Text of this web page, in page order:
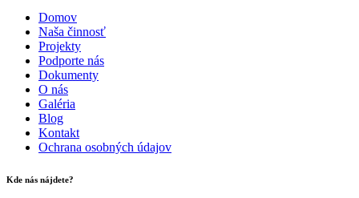
Domov
Naša činnosť
Projekty
Podporte nás
Dokumenty
O nás
Galéria
Blog
Kontakt
Ochrana osobných údajov
Kde nás nájdete?